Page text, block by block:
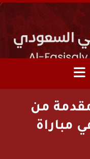
مقدمة من
مباراة